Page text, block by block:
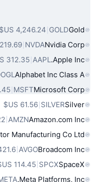
أصول العالم
Gold
GOLD
Nvidia Corp
NVDA
‏219.69 US$
Apple Inc.
AAPL
Alphabet Inc Class A
Microsoft Corp
MSFT
Silver
SILVER
‏61.56 US$
Amazon.com Inc
AMZN
Manufacturing Co Ltd
Broadcom Inc
AVGO
‏421.6 US$
SpaceX
SPCX
Meta Platforms, Inc.